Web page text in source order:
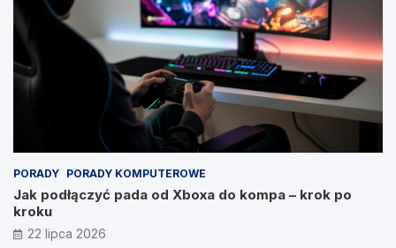
PORADY PORADY KOMPUTEROWE
Jak podłączyć pada od Xboxa do kompa – krok po
kroku
22 lipca 2026